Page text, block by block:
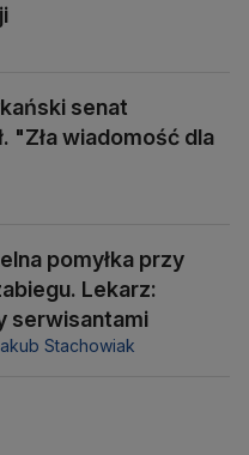
senat
"Zła wiadomość dla
pomyłka przy
Lekarz:
serwisantami
Stachowiak